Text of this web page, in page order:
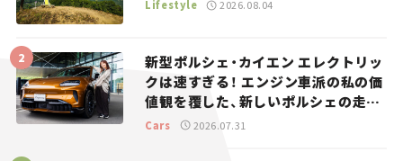
Lifestyle 2026.08.04
新型ポルシェ・カイエン エレクトリッ
クは速すぎる！ エンジン車派の私の価
値観を覆した、新しいポルシェの走
り。
Cars 2026.07.31